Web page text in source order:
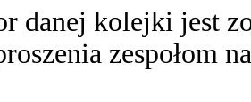
danej kolejki jest
zespołom